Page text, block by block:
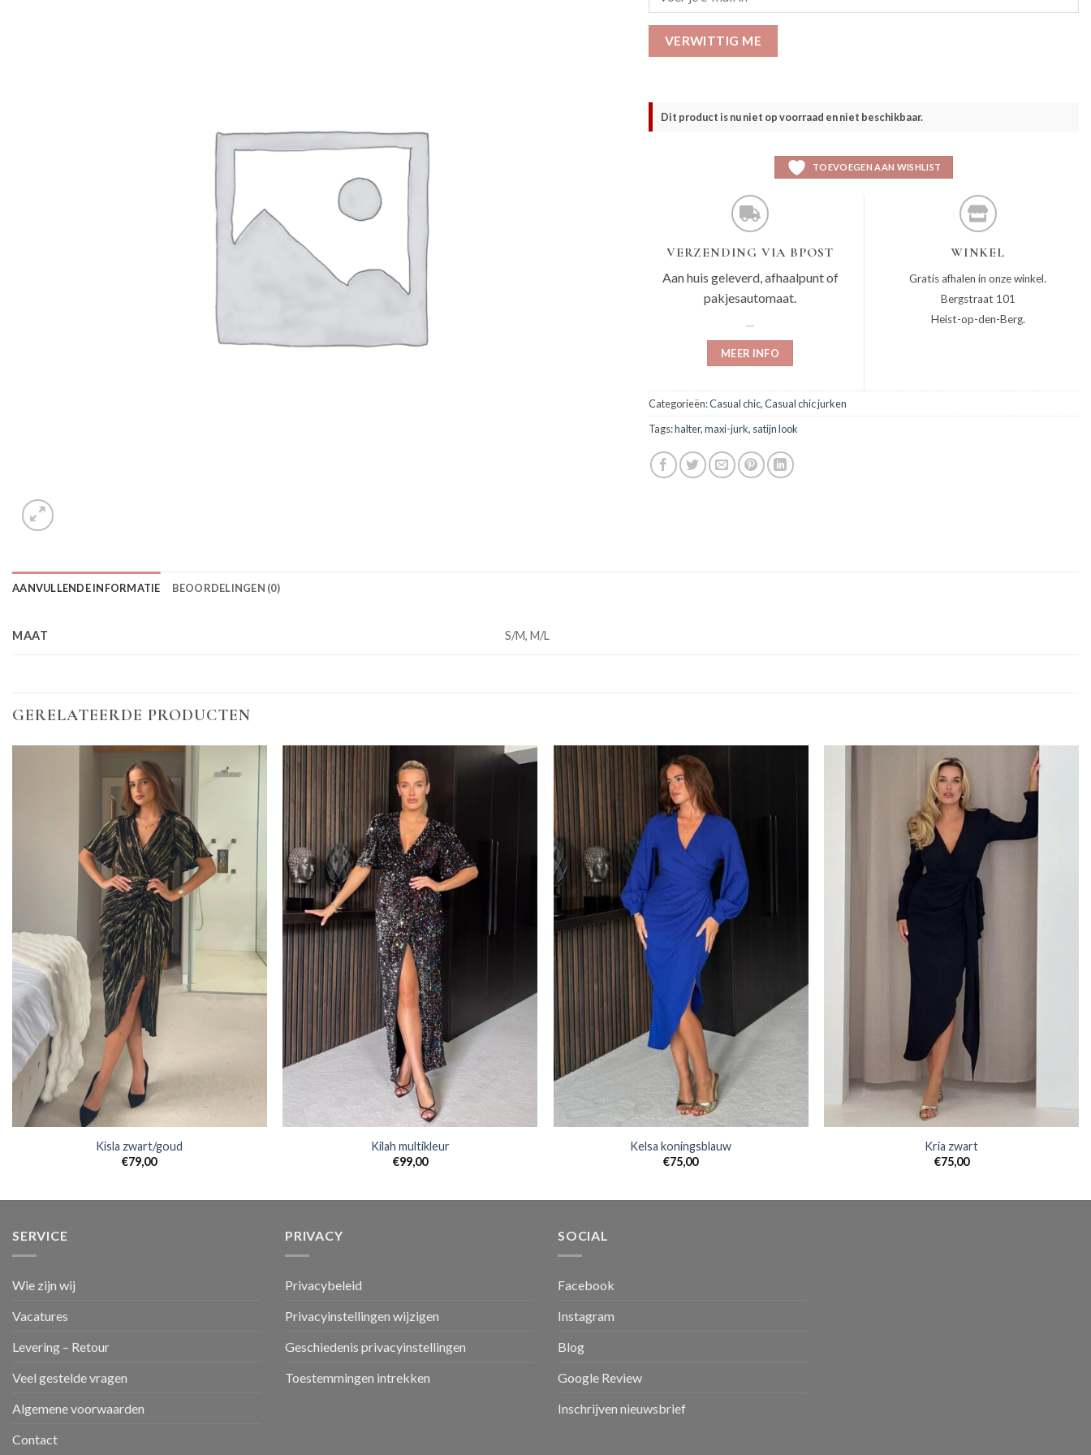
VERWITTIG ME
Dit product is nu niet op voorraad en niet beschikbaar.
TOEVOEGEN AAN WISHLIST
VERZENDING VIA BPOST
Aan huis geleverd, afhaalpunt of
pakjesautomaat.
MEER INFO
WINKEL
Gratis afhalen in onze winkel.
Bergstraat 101
Heist-op-den-Berg.
Categorieën:Casual chic,Casual chic jurken
Tags:halter,maxi-jurk, satijn look
AANVULLENDE INFORMATIE BEOORDELINGEN (0)
MAAT S/M, M/L
GERELATEERDE PRODUCTEN
Kisla zwart/goud
€79,00
Kilah multikleur
€99,00
Kelsa koningsblauw
€75,00
Kria zwart
€75,00
SERVICE
Wie zijn wij
Vacatures
Levering – Retour
Veel gestelde vragen
Algemene voorwaarden
Contact
PRIVACY
Privacybeleid
Privacyinstellingen wijzigen
Geschiedenis privacyinstellingen
Toestemmingen intrekken
SOCIAL
Facebook
Instagram
Blog
Google Review
Inschrijven nieuwsbrief